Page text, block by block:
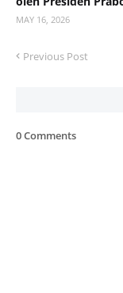
MAY 16, 2026
Previous Post
0 Comments